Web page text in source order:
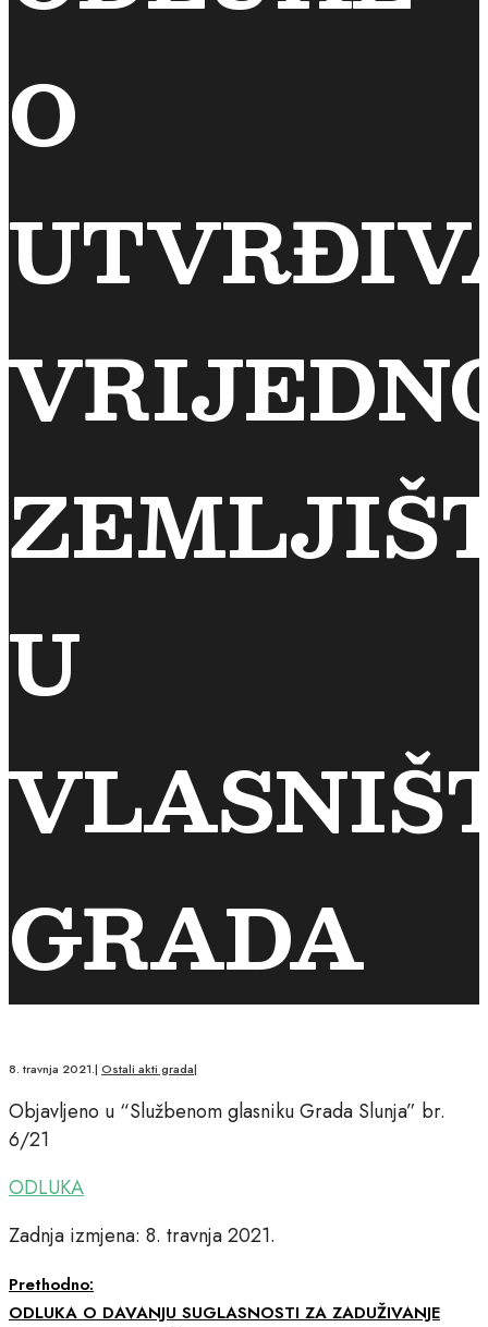
O
U
GRADA
8. travnja 2021.| Ostali akti grada|
Objavljeno u “Službenom glasniku Grada Slunja” br.
6/21
ODLUKA
Zadnja izmjena: 8. travnja 2021.
Prethodno:
ODLUKA O DAVANJU SUGLASNOSTI ZA ZADUŽIVANJE